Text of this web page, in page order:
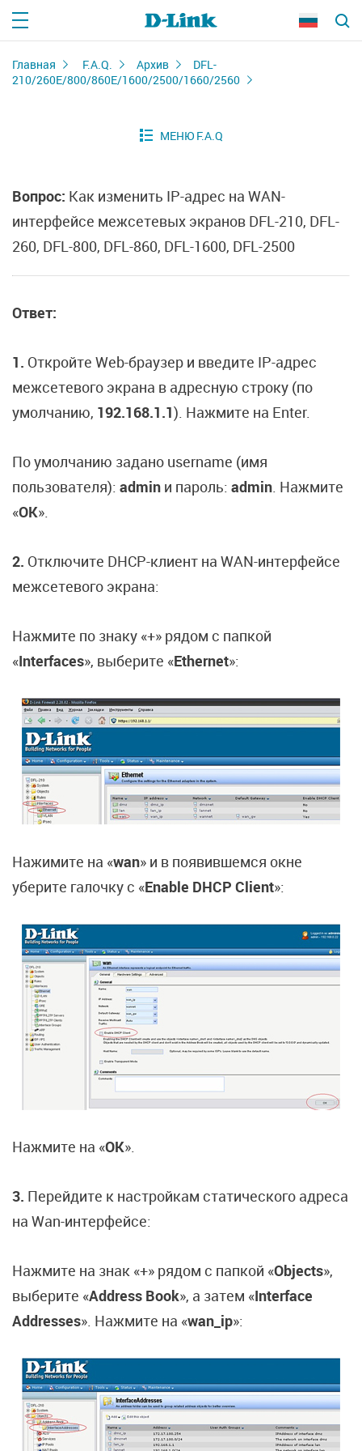
Главная F.A.Q. Архив
DFL-
210/260E/800/860E/1600/2500/1660/2560
Вопрос: Как изменить IP-адрес на WAN-
интерфейсе межсетевых экранов DFL-210, DFL-
260, DFL-800, DFL-860, DFL-1600, DFL-2500
Ответ:
1. Откройте Web-браузер и введите IP-адрес
межсетевого экрана в адресную строку (по
умолчанию, 192.168.1.1). Нажмите на Enter.
По умолчанию задано username (имя
пользователя): admin и пароль: admin. Нажмите
«OK».
2. Отключите DHCP-клиент на WAN-интерфейсе
межсетевого экрана:
Нажмите по знаку «+» рядом с папкой
«Interfaces», выберите «Ethernet»:
Нажимите на «wan» и в появившемся окне
уберите галочку с «Enable DHCP Client»:
Нажмите на «OK».
3. Перейдите к настройкам статического адреса
на Wan-интерфейсе:
Нажмите на знак «+» рядом с папкой «Objects»,
выберите «Address Book», а затем «Interface
Addresses». Нажмите на «wan_ip»: